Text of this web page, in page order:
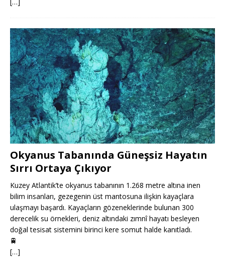
Okyanus Tabanında Güneşsiz Hayatın
Sırrı Ortaya Çıkıyor
Kuzey Atlantik’te okyanus tabanının 1.268 metre altına inen
bilim insanları, gezegenin üst mantosuna ilişkin kayaçlara
ulaşmayı başardı. Kayaçların gözeneklerinde bulunan 300
derecelik su örnekleri, deniz altındaki zımnî hayatı besleyen
doğal tesisat sistemini birinci kere somut halde kanıtladı.
🚆
[…]